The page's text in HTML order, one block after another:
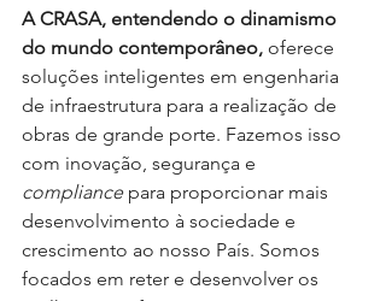
A CRASA, entendendo o dinamismo
do mundo contemporâneo, oferece
soluções inteligentes em engenharia
de infraestrutura para a realização de
obras de grande porte. Fazemos isso
com inovação, segurança e
compliance para proporcionar mais
desenvolvimento à sociedade e
crescimento ao nosso País. Somos
focados em reter e desenvolver os